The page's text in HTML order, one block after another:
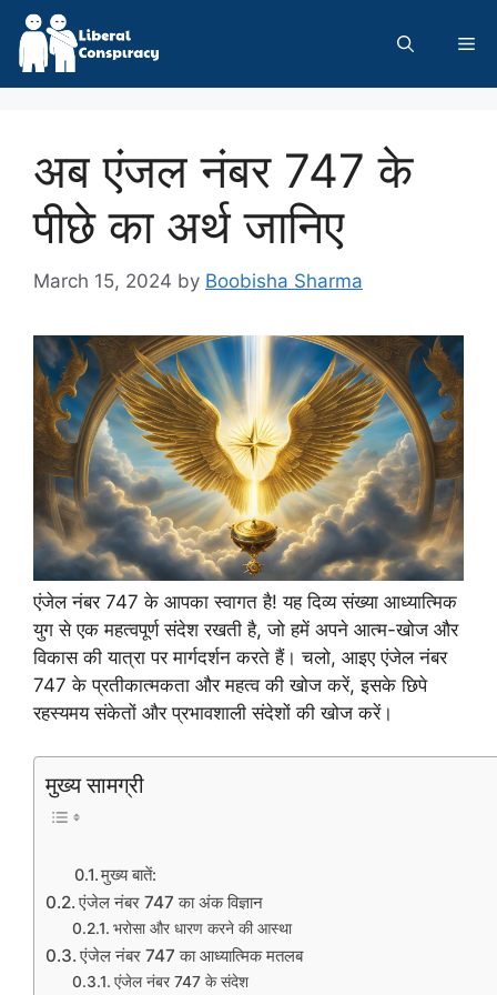
Skip
content
अब एंजल नंबर 747 के
पीछे का अर्थ जानिए
March 15, 2024 by Boobisha Sharma
एंजेल नंबर 747 के आपका स्वागत है! यह दिव्य संख्या आध्यात्मिक
युग से एक महत्वपूर्ण संदेश रखती है, जो हमें अपने आत्म-खोज और
विकास की यात्रा पर मार्गदर्शन करते हैं। चलो, आइए एंजेल नंबर
747 के प्रतीकात्मकता और महत्व की खोज करें, इसके छिपे
रहस्यमय संकेतों और प्रभावशाली संदेशों की खोज करें।
मुख्य सामग्री
मुख्य बातें:
एंजेल नंबर 747 का अंक विज्ञान
भरोसा और धारण करने की आस्था
एंजेल नंबर 747 का आध्यात्मिक मतलब
एंजेल नंबर 747 के संदेश